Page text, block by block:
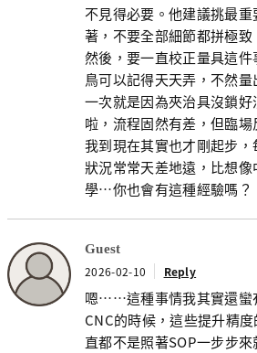
不見得必要。他建議挑最
著，不要全部細節都拼極致
然後，要一直校正量具這
鳥可以記得天天弄，不然
一次就是因為夾治具沒鎖
啦，流程固然有差，但臨場
我到現在其實也才剛起步
狀況常常天差地遠，比想
學…你也會有這種經驗嗎？
Guest
2026-02-10 Reply
嗯……這種事情我其實還蠻
CNC的時候，這些提升精
直都不是照著SOP一步步